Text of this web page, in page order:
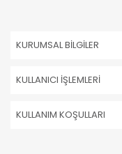
KURUMSAL BİLGİLER
KULLANICI İŞLEMLERİ
KULLANIM KOŞULLARI